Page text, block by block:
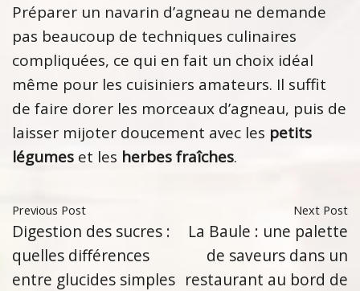
Préparer un navarin d’agneau ne demande
pas beaucoup de techniques culinaires
compliquées, ce qui en fait un choix idéal
même pour les cuisiniers amateurs. Il suffit
de faire dorer les morceaux d’agneau, puis de
laisser mijoter doucement avec les petits
légumes et les herbes fraîches.
Previous Post
Digestion des sucres :
quelles différences
entre glucides simples
Next Post
La Baule : une palette
de saveurs dans un
restaurant au bord de